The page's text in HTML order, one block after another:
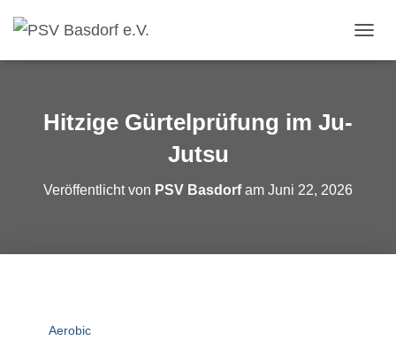
A
Hitzige Gürtelprüfung im Ju-
Jutsu
Veröffentlicht von PSV Basdorfam Juni 22, 2026
Aerobic